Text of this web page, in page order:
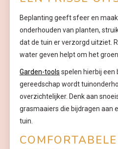
Beplanting geeft sfeer en
onderhouden van planten,
dat de tuin er verzorgd uitziet.
water geven helpt om het
Garden-tools spelen hierbij een
gereedschap wordt
overzichtelijker. Denk aan
grasmaaiers die bijdragen aan
tuin.